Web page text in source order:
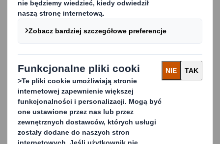
Inwestując w nasze opakowania, wybierasz zatem nie
ekologiczną, realnie wpływając na zrównoważony rozwój.
Dlaczego warto inwestować w opakowania
bulk?
Oszczędność przestrzeni – nawet do 90%
Zwiększenie efektywności produkcji
Lepsze wykorzystanie powierzchni